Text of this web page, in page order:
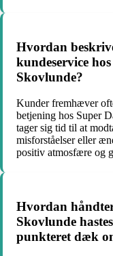
Hvordan
kundeservice
Skovlunde?
Kunder fremhæver
betjening hos Super
tager sig tid til at
misforståelser eller
positiv atmosfære og
Hvordan
Skovlunde
punkteret dæk